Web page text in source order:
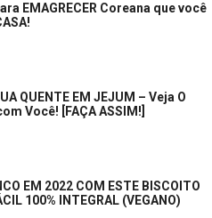
EMAGRECER Coreana que você
QUENTE EM JEJUM – Veja O
Você! [FAÇA ASSIM!]
EM 2022 COM ESTE BISCOITO
100% INTEGRAL (VEGANO)